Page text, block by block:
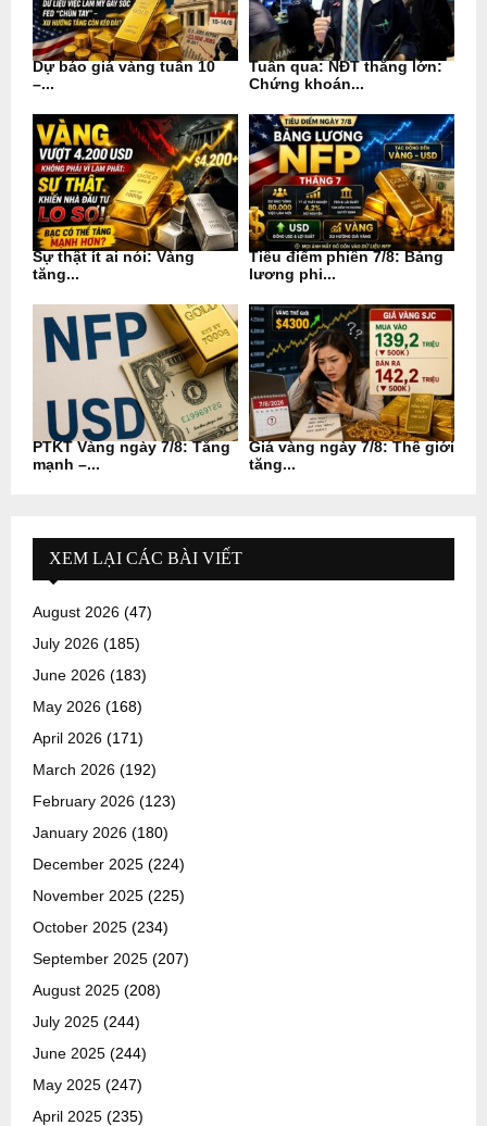
Dự báo giá vàng tuần 10
–...
Tuần qua: NĐT thắng lớn:
Chứng khoán...
Sự thật ít ai nói: Vàng
tăng...
Tiêu điểm phiên 7/8: Bảng
lương phi...
PTKT Vàng ngày 7/8: Tăng
mạnh –...
Giá vàng ngày 7/8: Thế giới
tăng...
XEM LẠI CÁC BÀI VIẾT
August 2026 (47)
July 2026 (185)
June 2026 (183)
May 2026 (168)
April 2026 (171)
March 2026 (192)
February 2026 (123)
January 2026 (180)
December 2025 (224)
November 2025 (225)
October 2025 (234)
September 2025 (207)
August 2025 (208)
July 2025 (244)
June 2025 (244)
May 2025 (247)
April 2025 (235)